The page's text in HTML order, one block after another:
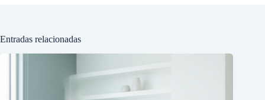
Entradas relacionadas